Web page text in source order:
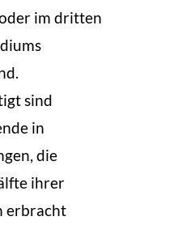
im dritten
sind
in
die
ihrer
erbracht